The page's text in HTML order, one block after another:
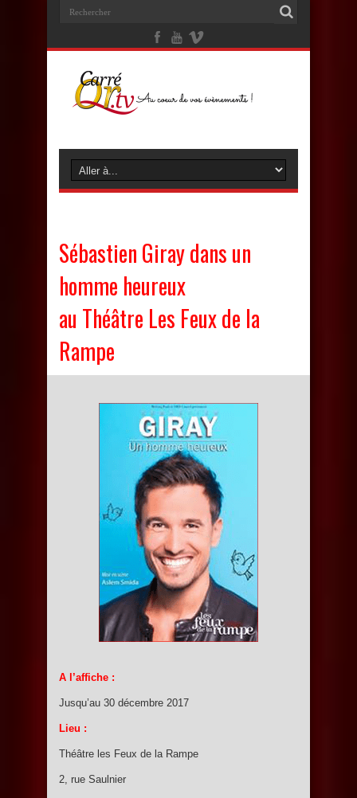
Sébastien Giray dans un
homme heureux
au Théâtre Les Feux de la
Rampe
A l’affiche :
Jusqu’au 30 décembre 2017
Lieu :
Théâtre les Feux de la Rampe
2, rue Saulnier